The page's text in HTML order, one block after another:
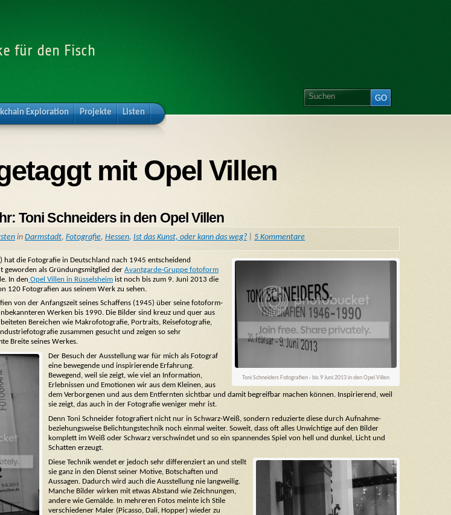
für den Fisch
Exploration Projekte Listen
mit Opel Villen
Toni Schneiders in den Opel Villen
in Darmstadt, Fotografie, Hessen, Ist das Kunst, oder kann das weg? 5 Kommentare
Toni Schneiders Fotografien - bis 9 Juni 2013 in den Opel Villen
hat die Fotografie in Deutschland nach 1945 entscheidend
geworden als Gründungsmitglied der Avantgarde-Gruppe fotoform
In den Opel Villen in Rüsselsheim ist noch bis zum 9. Juni 2013 die
120 Fotografien aus seinem Werk zu sehen.
von der Anfangszeit seines Schaffens (1945) über seine fotoform-
Werken bis 1990. Die Bilder sind kreuz und quer aus
Bereichen wie Makrofotografie, Portraits, Reisefotografie,
zusammen gesucht und zeigen so sehr
Breite seines Werkes.
Der Besuch der Ausstellung war für mich als Fotograf
eine bewegende und inspirierende Erfahrung.
Bewegend, weil sie zeigt, wie viel an Information,
Erlebnissen und Emotionen wir aus dem Kleinen, aus
dem Verborgenen und aus dem Entfernten sichtbar und damit begreifbar machen können. Inspirierend, weil
sie zeigt, das auch in der Fotografie weniger mehr ist.
Denn Toni Schneider fotografiert nicht nur in Schwarz-Weiß, sondern reduzierte diese durch Aufnahme-
beziehungsweise Belichtungstechnik noch einmal weiter. Soweit, dass oft alles Unwichtige auf den Bilder
komplett im Weiß oder Schwarz verschwindet und so ein spannendes Spiel von hell und dunkel, Licht und
Schatten erzeugt.
Diese Technik wendet er jedoch sehr differenziert an und stellt
sie ganz in den Dienst seiner Motive, Botschaften und
Aussagen. Dadurch wird auch die Ausstellung nie langweilig.
Manche Bilder wirken mit etwas Abstand wie Zeichnungen,
andere wie Gemälde. In mehreren Fotos meinte ich Stile
verschiedener Maler (Picasso, Dali, Hopper) wieder zu